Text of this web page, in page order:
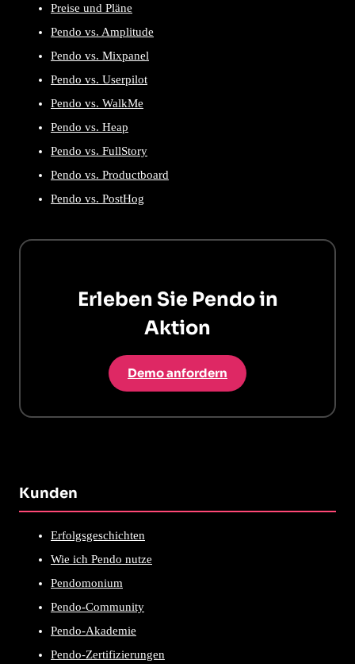
Preise und Pläne
Pendo vs. Amplitude
Pendo vs. Mixpanel
Pendo vs. Userpilot
Pendo vs. WalkMe
Pendo vs. Heap
Pendo vs. FullStory
Pendo vs. Productboard
Pendo vs. PostHog
Erleben Sie Pendo in
Aktion
Demo anfordern
Kunden
Erfolgsgeschichten
Wie ich Pendo nutze
Pendomonium
Pendo-Community
Pendo-Akademie
Pendo-Zertifizierungen